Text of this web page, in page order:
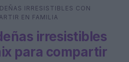
IRRESISTIBLES CON
EN FAMILIA
irresistibles
para compartir